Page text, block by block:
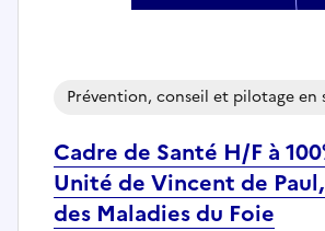
Cadre de Santé H/F à
Unité de Vincent de
des Maladies du Foie
Prévention, conseil et pilotage en